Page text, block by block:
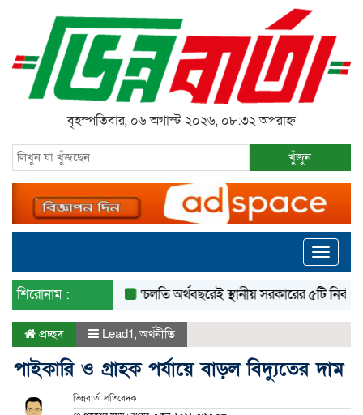
বৃহস্পতিবার, ০৬ অগাস্ট ২০২৬, ০৮:৩২ অপরাহ্ন
খুঁজুন
Toggle
শিরোনাম : ‘চলতি অর্থবছরেই স্থানীয় সরকারের ৫টি নির্বাচন
প্রচ্ছদ Lead1,অর্থনীতি
পাইকারি ও গ্রাহক পর্যায়ে বাড়ল বিদ্যুতের দাম
ভিন্নবার্তা প্রতিবেদক